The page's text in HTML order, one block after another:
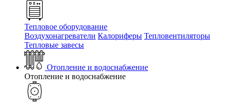
Тепловое оборудование
Воздухонагреватели Калориферы Тепловентиляторы
Тепловые завесы
Отопление и водоснабжение
Отопление и водоснабжение